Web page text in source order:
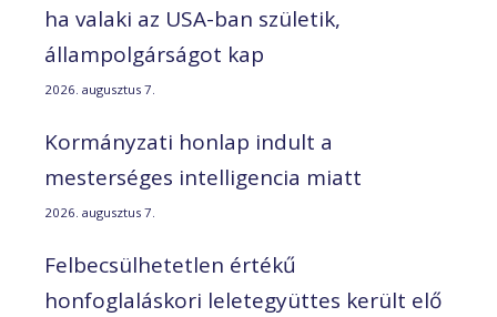
ha valaki az USA-ban születik,
állampolgárságot kap
2026. augusztus 7.
Kormányzati honlap indult a
mesterséges intelligencia miatt
2026. augusztus 7.
Felbecsülhetetlen értékű
honfoglaláskori leletegyüttes került elő